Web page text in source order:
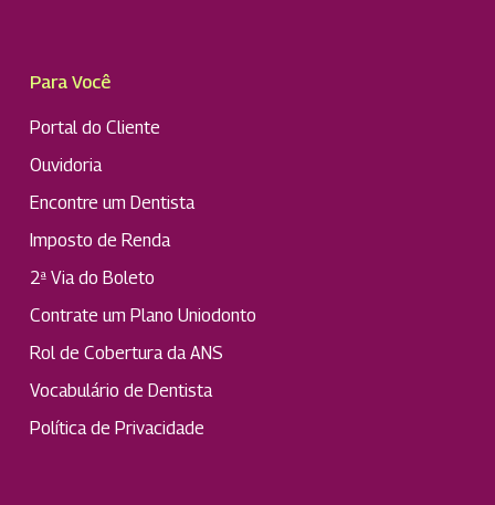
Para Você
Portal do Cliente
Ouvidoria
Encontre um Dentista
Imposto de Renda
2ª Via do Boleto
Contrate um Plano Uniodonto
Rol de Cobertura da ANS
Vocabulário de Dentista
Política de Privacidade